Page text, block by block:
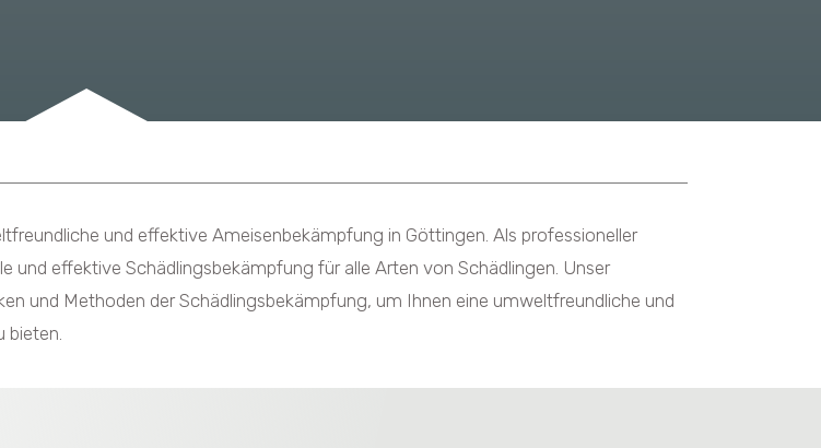
und effektive Ameisenbekämpfung in Göttingen. Als professioneller
und effektive Schädlingsbekämpfung für alle Arten von Schädlingen. Unser
und Methoden der Schädlingsbekämpfung, um Ihnen eine umweltfreundliche und
bieten.